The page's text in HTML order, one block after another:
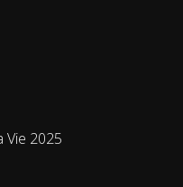
Vie 2025